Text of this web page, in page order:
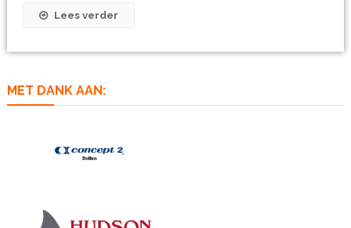
Lees verder
MET DANK AAN: